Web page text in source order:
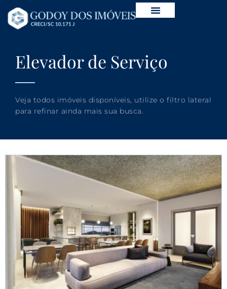
Elevador de Serviço
Veja todos imóveis disponíveis, utilize o filtro lateral
para refinar ainda mais sua busca.